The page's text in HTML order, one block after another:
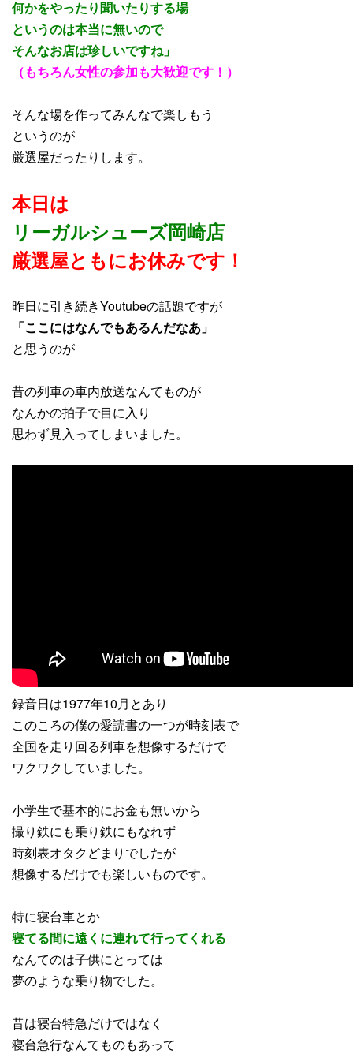
何かをやったり聞いたりする場
というのは本当に無いので
そんなお店は珍しいですね」
（もちろん女性の参加も大歓迎です！）
そんな場を作ってみんなで楽しもう
というのが
厳選屋だったりします。
本日は
リーガルシューズ岡崎店
厳選屋ともにお休みです！
昨日に引き続きYoutubeの話題ですが
「ここにはなんでもあるんだなあ」
と思うのが
昔の列車の車内放送なんてものが
なんかの拍子で目に入り
思わず見入ってしまいました。
録音日は1977年10月とあり
このころの僕の愛読書の一つが時刻表で
全国を走り回る列車を想像するだけで
ワクワクしていました。
小学生で基本的にお金も無いから
撮り鉄にも乗り鉄にもなれず
時刻表オタクどまりでしたが
想像するだけでも楽しいものです。
特に寝台車とか
寝てる間に遠くに連れて行ってくれる
なんてのは子供にとっては
夢のような乗り物でした。
昔は寝台特急だけではなく
寝台急行なんてものもあって